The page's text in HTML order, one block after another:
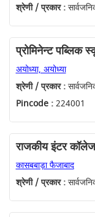
श्रेणी / प्रकार :
प्रोमिनेन्ट पब्लिक
अयोध्या, अयोध्या
श्रेणी / प्रकार :
Pincode :224001
राजकीय इंटर
कासबबाड़ा फैजाबाद
श्रेणी / प्रकार :